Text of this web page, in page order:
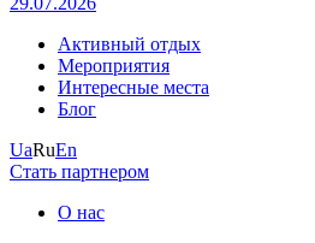
Активный отдых
Мероприятия
Интересные места
Блог
UaRuEn
Стать партнером
О нас